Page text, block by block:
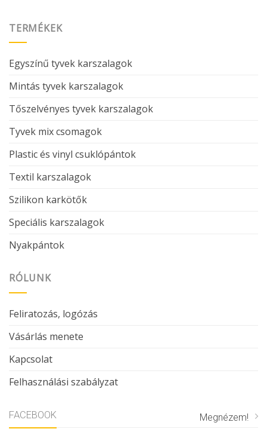
TERMÉKEK
Egyszínű tyvek karszalagok
Mintás tyvek karszalagok
Tőszelvényes tyvek karszalagok
Tyvek mix csomagok
Plastic és vinyl csuklópántok
Textil karszalagok
Szilikon karkötők
Speciális karszalagok
Nyakpántok
RÓLUNK
Feliratozás, logózás
Vásárlás menete
Kapcsolat
Felhasználási szabályzat
FACEBOOK Megnézem!